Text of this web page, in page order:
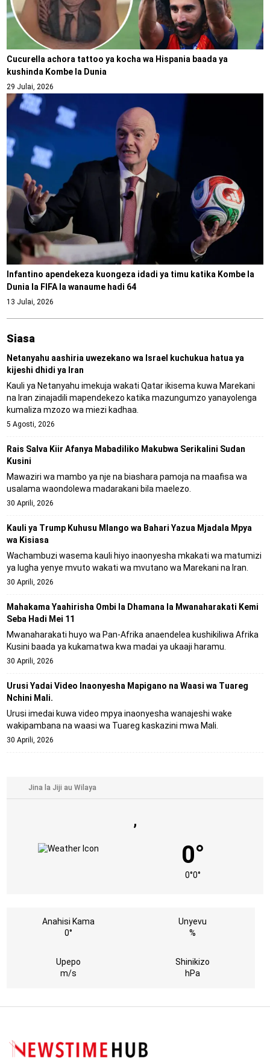
Cucurella achora tattoo ya kocha wa Hispania baada ya
kushinda Kombe la Dunia
29 Julai, 2026
Infantino apendekeza kuongeza idadi ya timu katika Kombe la
Dunia la FIFA la wanaume hadi 64
13 Julai, 2026
Siasa
Netanyahu aashiria uwezekano wa Israel kuchukua hatua ya
kijeshi dhidi ya Iran
Kauli ya Netanyahu imekuja wakati Qatar ikisema kuwa Marekani
na Iran zinajadili mapendekezo katika mazungumzo yanayolenga
kumaliza mzozo wa miezi kadhaa.
5 Agosti, 2026
Rais Salva Kiir Afanya Mabadiliko Makubwa Serikalini Sudan
Kusini
Mawaziri wa mambo ya nje na biashara pamoja na maafisa wa
usalama waondolewa madarakani bila maelezo.
30 Aprili, 2026
Kauli ya Trump Kuhusu Mlango wa Bahari Yazua Mjadala Mpya
wa Kisiasa
Wachambuzi wasema kauli hiyo inaonyesha mkakati wa matumizi
ya lugha yenye mvuto wakati wa mvutano wa Marekani na Iran.
30 Aprili, 2026
Mahakama Yaahirisha Ombi la Dhamana la Mwanaharakati Kemi
Seba Hadi Mei 11
Mwanaharakati huyo wa Pan-Afrika anaendelea kushikiliwa Afrika
Kusini baada ya kukamatwa kwa madai ya ukaaji haramu.
30 Aprili, 2026
Urusi Yadai Video Inaonyesha Mapigano na Waasi wa Tuareg
Nchini Mali.
Urusi imedai kuwa video mpya inaonyesha wanajeshi wake
wakipambana na waasi wa Tuareg kaskazini mwa Mali.
30 Aprili, 2026
,
0°
0°0°
Anahisi Kama
0°
Unyevu
%
Upepo
m/s
Shinikizo
hPa